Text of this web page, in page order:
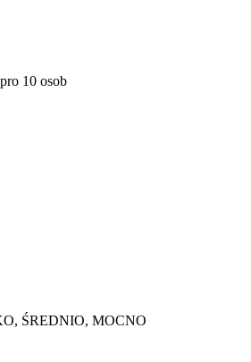
pro 10 osob
ŚREDNIO, MOCNO